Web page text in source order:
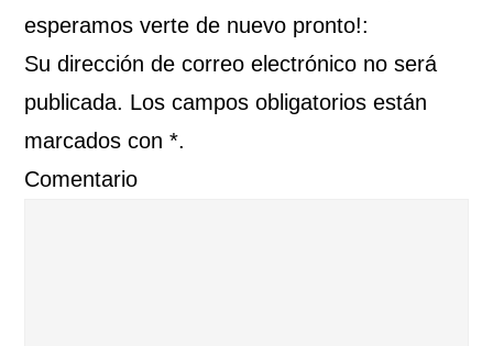
esperamos verte de nuevo pronto!:
Su dirección de correo electrónico no será
publicada. Los campos obligatorios están
marcados con *.
Comentario